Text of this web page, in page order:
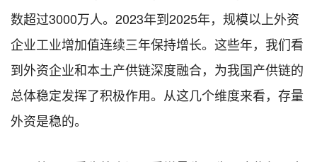
数超过3000万人。2023年到2025年，规模以上外资
企业工业增加值连续三年保持增长。这些年，我们看
到外资企业和本土产供链深度融合，为我国产供链的
总体稳定发挥了积极作用。从这几个维度来看，存量
外资是稳的。